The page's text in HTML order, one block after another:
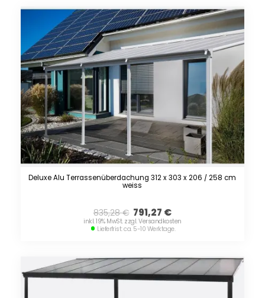
Deluxe Alu Terrassenüberdachung 312 x 303 x 206 / 258 cm
weiss
835,28€ 791,27 €
inkl. 19% MwSt. zzgl. Versandkosten
Lieferfrist: ca. 5-10 Werktage.